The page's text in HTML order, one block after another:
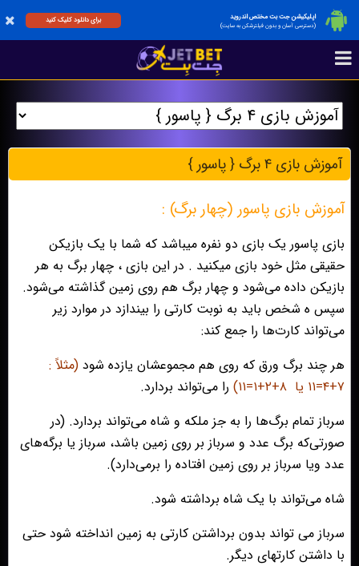
اپلیکیشن جت بت مختص اندروید
(دسترسی آسان و بدون فیلترشکن به سایت)
برای دانلود کلیک کنید
آموزش بازی ۴ برگ { پاسور }
آموزش بازی پاسور (چهار برگ) :
بازی پاسور یک بازی دو نفره میباشد که شما با یک بازیکن
حقیقی مثل خود بازی میکنید . در این بازی ، چهار برگ به هر
بازیکن داده می‌شود و چهار برگ هم روی زمین گذاشته می‌شود.
سپس ه شخص باید به نوبت کارتی را بیندازد در موارد زیر
می‌تواند کارت‌ها را جمع کند:
هر چند برگ ورق که روی هم مجموعشان یازده شود (مثلاً :
۷+۴=۱۱ یا
۸+۲+۱=۱۱)
را می‌تواند بردارد.
سرباز تمام برگ‌ها را به جز ملکه و شاه می‌تواند بردارد. (در
صورتی‌که برگ عدد و سرباز بر روی زمین باشد، سرباز یا برگه‌های
عدد ویا سرباز بر روی زمین افتاده را برمی‌دارد).
شاه می‌تواند با یک شاه برداشته شود.
سرباز می تواند بدون برداشتن کارتی به زمین انداخته شود حتی
با داشتن کارتهای دیگر.